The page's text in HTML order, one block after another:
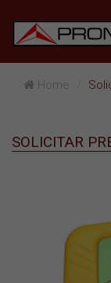
Home
SOLICITAR